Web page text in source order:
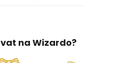
na Wizardo?